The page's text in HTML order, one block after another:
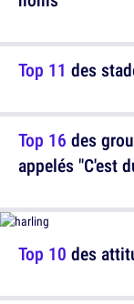
Top 11 des
Top 10 des
Top 16 des
appelés "C'est